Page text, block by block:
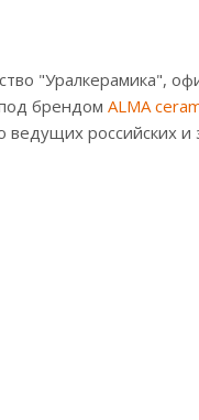
"Уралкерамика",
брендом ALMA
российских и